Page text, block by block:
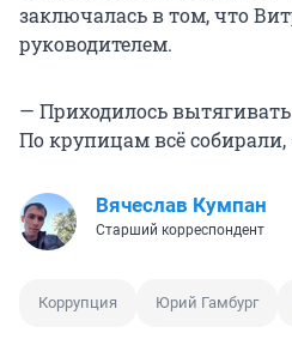
заключалась в том, что
руководителем.
— Приходилось
По крупицам всё
Вячеслав Кумпан
Старший корреспондент
Коррупция Юрий Гамбург